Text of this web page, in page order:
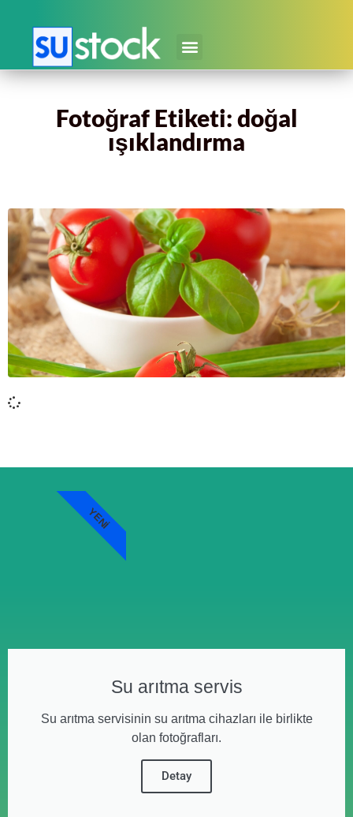
Fotoğraf Etiketi: doğal
ışıklandırma
Su arıtma servis
Su arıtma servisinin su arıtma cihazları ile birlikte
olan fotoğrafları.
Detay
YENI